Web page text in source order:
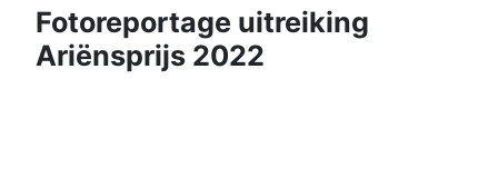
Fotoreportage uitreiking
Ariënsprijs 2022